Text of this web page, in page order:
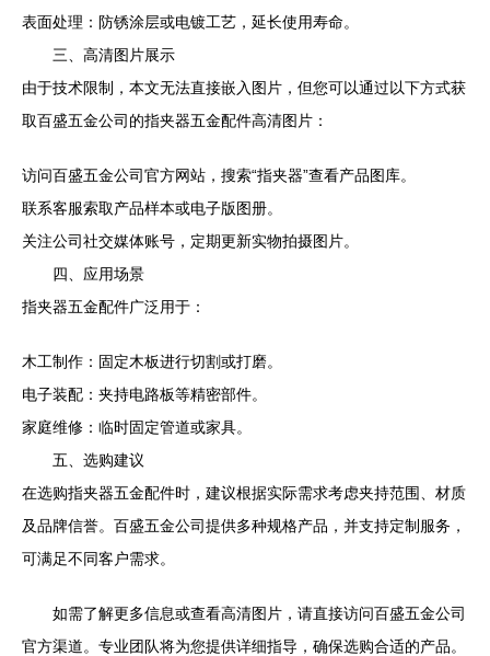
表面处理：防锈涂层或电镀工艺，延长使用寿命。
三、高清图片展示
由于技术限制，本文无法直接嵌入图片，但您可以通过以下方式获
取百盛五金公司的指夹器五金配件高清图片：
访问百盛五金公司官方网站，搜索“指夹器”查看产品图库。
联系客服索取产品样本或电子版图册。
关注公司社交媒体账号，定期更新实物拍摄图片。
四、应用场景
指夹器五金配件广泛用于：
木工制作：固定木板进行切割或打磨。
电子装配：夹持电路板等精密部件。
家庭维修：临时固定管道或家具。
五、选购建议
在选购指夹器五金配件时，建议根据实际需求考虑夹持范围、材质
及品牌信誉。百盛五金公司提供多种规格产品，并支持定制服务，
可满足不同客户需求。
如需了解更多信息或查看高清图片，请直接访问百盛五金公司
官方渠道。专业团队将为您提供详细指导，确保选购合适的产品。